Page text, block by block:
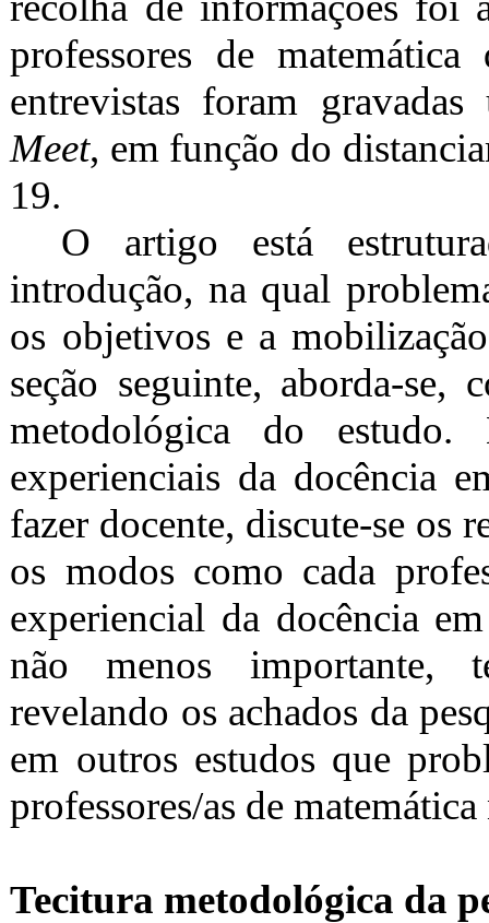
professores de
entrevistas foram
Meet, em função do
19.
O artigo está
introdução, na qual
os objetivos e a
seção seguinte, aborda-se,
metodológica do
experienciais da docência
fazer docente, discute-se os
os modos como cada
experiencial da docência
não menos importante,
revelando os achados da
em outros estudos que
professores/as de
Tecitura metodológica da